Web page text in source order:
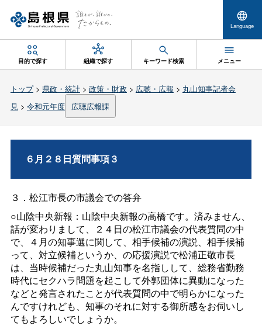
Language
目的で探す 組織で探す キーワード検索 メニュー
トップ> 県政・統計> 政策・財政 > 広聴・広報 > 丸山知事記者会
見> 令和元年度 広聴広報課
６月２８日質問事項３
３．松江市長の市議会での答弁
○山陰中央新報：山陰中央新報の高橋です。済みません、
話が変わりまして、２４日の松江市議会の代表質問の中
で、４月の知事選に関して、相手候補の演説、相手候補
って、対立候補というか、の応援演説で松浦正敬市長
は、当時候補だった丸山知事を名指しして、総務省勤務
時代にセクハラ問題を起こして外郭団体に異動になった
などと発言されたことが代表質問の中で明らかになった
んですけれども、知事のそれに対する御所感をお伺いし
てもよろしいでしょうか。